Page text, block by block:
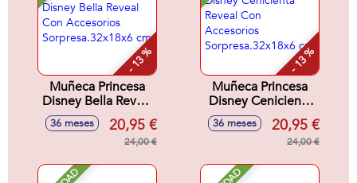
- 13 %
Muñeca Princesa
Disney Bella Reveal
Con Accesorios
Sorpresa.32x18x6
36 meses 20,95 €
24,00 €
- 13 %
Muñeca Princesa
Disney Cenicienta
Reveal Con
Accesorios
Sorpresa.32x18x6
36 meses 20,95 €
24,00 €